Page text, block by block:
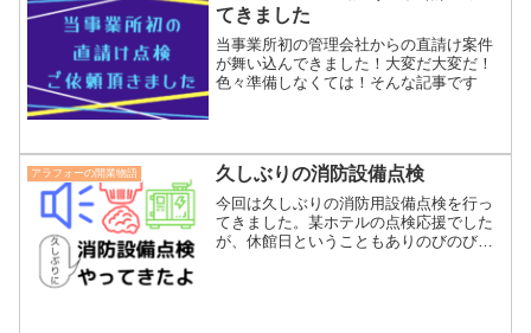
てきました
当事業所初の管理会社からの直請け案件
が舞い込んできました！大変だ大変だ！
色々準備しなくては！そんな記事です
アラフォーの開業物語 久しぶりの消防設備点検
今回は久しぶりの消防用設備点検を行っ
てきました。某ホテルの点検応援でした
が、休館日ということもありのびのび作